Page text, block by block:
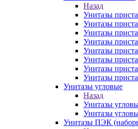
Назад
Унитазы
Унитазы
Унитазы
Унитазы
Унитазы
Унитазы
Унитазы
Унитазы
Унитазы угловые
Назад
Унитазы
Унитазы
Унитазы ПЭК